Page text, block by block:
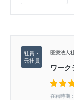
医療法人
ワー
在籍時期